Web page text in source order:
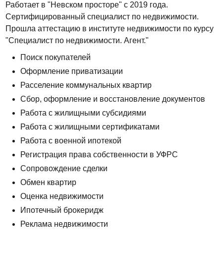
Работает в "Невском просторе" с 2019 года.
Сертифицированный специалист по недвижимости.
Прошла аттестацию в институте недвижимости по курсу
"Специалист по недвижимости. Агент."
Поиск покупателей
Оформление приватизации
Расселение коммунальных квартир
Сбор, оформление и восстановление документов
Работа с жилищными субсидиями
Работа с жилищными сертификатами
Работа с военной ипотекой
Регистрация права собственности в УФРС
Сопровождение сделки
Обмен квартир
Оценка недвижимости
Ипотечный брокеридж
Реклама недвижимости